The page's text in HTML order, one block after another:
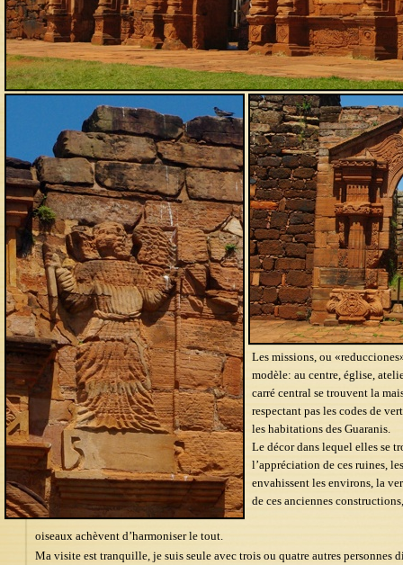
Les missions, ou
modèle: au centre, église,
carré central se trouvent la
respectant pas les codes de
les habitations des Guaranis.
Le décor dans lequel elles se
l’appréciation de ces ruines,
envahissent les environs, la
de ces anciennes
oiseaux achèvent d’harmoniser le tout.
Ma visite est tranquille, je suis seule avec trois ou quatre autres personnes